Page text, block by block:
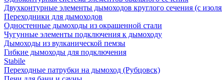
Двухконтурные элементы дымоходов круглого сечения (с
Переходники для дымоходов
Одностенные дымоходы из окрашенной стали
Чугунные элементы подключения к дымоходу
Дымоходы из вулканической пемзы
Гибкие дымоходы для подключения
Stabile
Переходные патрубки на дымоход (Рубцовск)